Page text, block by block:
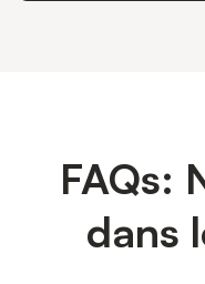
FAQs:
dans